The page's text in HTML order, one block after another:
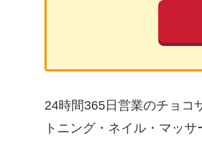
24時間365日営業のチョコ
トニング・ネイル・マッ